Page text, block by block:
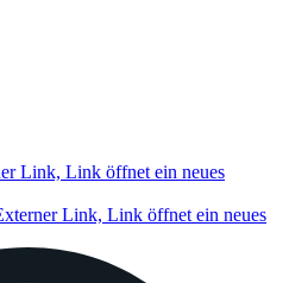
Link, Link öffnet ein neues
Link, Link öffnet ein neues